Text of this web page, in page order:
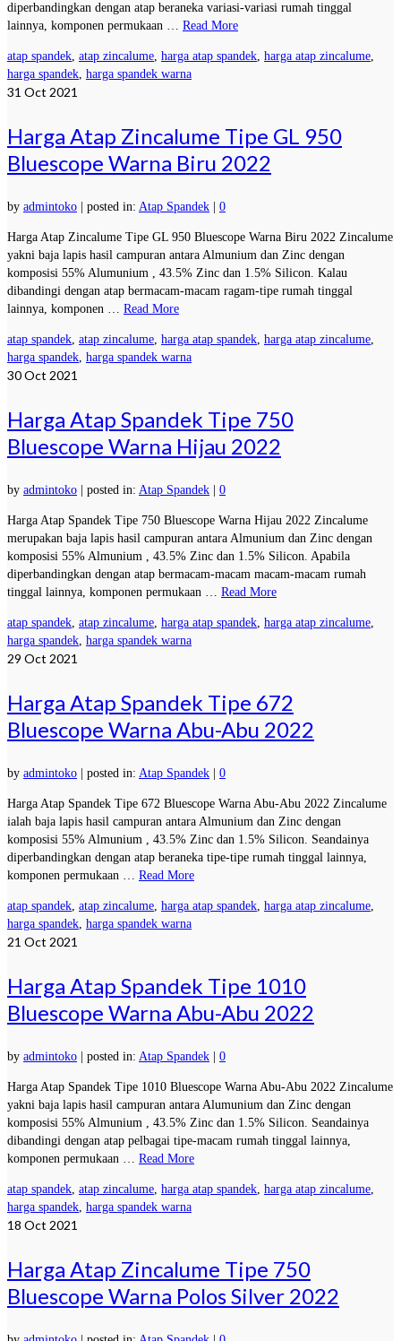
diperbandingkan dengan atap beraneka variasi-variasi rumah tinggal
lainnya, komponen permukaan … Read More
atap spandek, atap zincalume, harga atap spandek, harga atap zincalume,
harga spandek, harga spandek warna
31 Oct 2021
Harga Atap Zincalume Tipe GL 950
Bluescope Warna Biru 2022
by admintoko posted in: Atap Spandek 0
Harga Atap Zincalume Tipe GL 950 Bluescope Warna Biru 2022 Zincalume
yakni baja lapis hasil campuran antara Almunium dan Zinc dengan
komposisi 55% Alumunium , 43.5% Zinc dan 1.5% Silicon. Kalau
dibandingi dengan atap bermacam-macam ragam-tipe rumah tinggal
lainnya, komponen … Read More
atap spandek, atap zincalume, harga atap spandek, harga atap zincalume,
harga spandek, harga spandek warna
30Oct 2021
Harga Atap Spandek Tipe 750
Bluescope Warna Hijau 2022
by admintoko posted in: Atap Spandek 0
Harga Atap Spandek Tipe 750 Bluescope Warna Hijau 2022 Zincalume
merupakan baja lapis hasil campuran antara Almunium dan Zinc dengan
komposisi 55% Almunium , 43.5% Zinc dan 1.5% Silicon. Apabila
diperbandingkan dengan atap bermacam-macam macam-macam rumah
tinggal lainnya, komponen permukaan … Read More
atap spandek, atap zincalume, harga atap spandek, harga atap zincalume,
harga spandek, harga spandek warna
29 Oct 2021
Harga Atap Spandek Tipe 672
Bluescope Warna Abu-Abu 2022
by admintoko posted in: Atap Spandek 0
Harga Atap Spandek Tipe 672 Bluescope Warna Abu-Abu 2022 Zincalume
ialah baja lapis hasil campuran antara Almunium dan Zinc dengan
komposisi 55% Almunium , 43.5% Zinc dan 1.5% Silicon. Seandainya
diperbandingkan dengan atap beraneka tipe-tipe rumah tinggal lainnya,
komponen permukaan … Read More
atap spandek, atap zincalume, harga atap spandek, harga atap zincalume,
harga spandek, harga spandek warna
21 Oct 2021
Harga Atap Spandek Tipe 1010
Bluescope Warna Abu-Abu 2022
by admintoko posted in: Atap Spandek 0
Harga Atap Spandek Tipe 1010 Bluescope Warna Abu-Abu 2022 Zincalume
yakni baja lapis hasil campuran antara Alumunium dan Zinc dengan
komposisi 55% Almunium , 43.5% Zinc dan 1.5% Silicon. Seandainya
dibandingi dengan atap pelbagai tipe-macam rumah tinggal lainnya,
komponen permukaan … Read More
atap spandek, atap zincalume, harga atap spandek, harga atap zincalume,
harga spandek, harga spandek warna
18 Oct 2021
Harga Atap Zincalume Tipe 750
Bluescope Warna Polos Silver 2022